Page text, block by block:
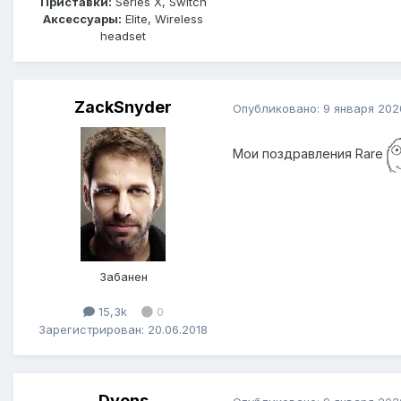
Аксессуары: Elite, Wireless
headset
ZackSnyder
Забанен
15,3k
0
Зарегистрирован: 20.06.2018
Опубликовано: 9 января
Мои поздравления Rare